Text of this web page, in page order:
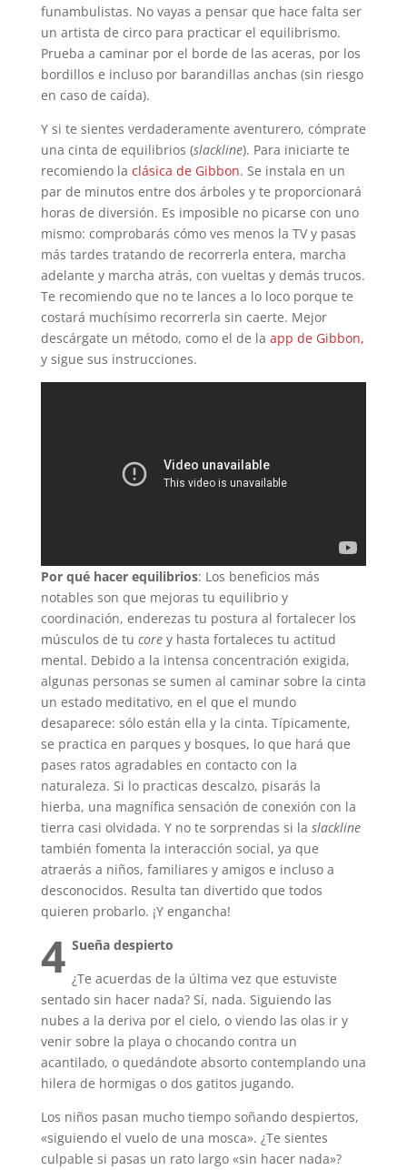
funambulistas. No vayas a pensar que hace falta ser
un artista de circo para practicar el equilibrismo.
Prueba a caminar por el borde de las aceras, por los
bordillos e incluso por barandillas anchas (sin riesgo
en caso de caída).
Y si te sientes verdaderamente aventurero, cómprate
una cinta de equilibrios (slackline). Para iniciarte te
recomiendo la clásica de Gibbon. Se instala en un
par de minutos entre dos árboles y te proporcionará
horas de diversión. Es imposible no picarse con uno
mismo: comprobarás cómo ves menos la TV y pasas
más tardes tratando de recorrerla entera, marcha
adelante y marcha atrás, con vueltas y demás trucos.
Te recomiendo que no te lances a lo loco porque te
costará muchísimo recorrerla sin caerte. Mejor
descárgate un método, como el de la app de Gibbon,
y sigue sus instrucciones.
Por qué hacer equilibrios: Los beneficios más
notables son que mejoras tu equilibrio y
coordinación, enderezas tu postura al fortalecer los
músculos de tu corey hasta fortaleces tu actitud
mental. Debido a la intensa concentración exigida,
algunas personas se sumen al caminar sobre la cinta
un estado meditativo, en el que el mundo
desaparece: sólo están ella y la cinta. Típicamente,
se practica en parques y bosques, lo que hará que
pases ratos agradables en contacto con la
naturaleza. Si lo practicas descalzo, pisarás la
hierba, una magnífica sensación de conexión con la
tierra casi olvidada. Y no te sorprendas si la slackline
también fomenta la interacción social, ya que
atraerás a niños, familiares y amigos e incluso a
desconocidos. Resulta tan divertido que todos
quieren probarlo. ¡Y engancha!
4 Sueña despierto
¿Te acuerdas de la última vez que estuviste
sentado sin hacer nada? Sí, nada. Siguiendo las
nubes a la deriva por el cielo, o viendo las olas ir y
venir sobre la playa o chocando contra un
acantilado, o quedándote absorto contemplando una
hilera de hormigas o dos gatitos jugando.
Los niños pasan mucho tiempo soñando despiertos,
«siguiendo el vuelo de una mosca». ¿Te sientes
culpable si pasas un rato largo «sin hacer nada»?